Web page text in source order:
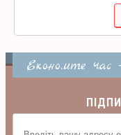
Економте час